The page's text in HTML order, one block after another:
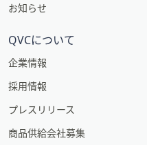
お知らせ
QVCについて
企業情報
採用情報
プレスリリース
商品供給会社募集